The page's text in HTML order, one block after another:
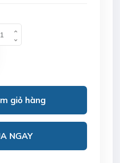
giỏ hàng
NGAY